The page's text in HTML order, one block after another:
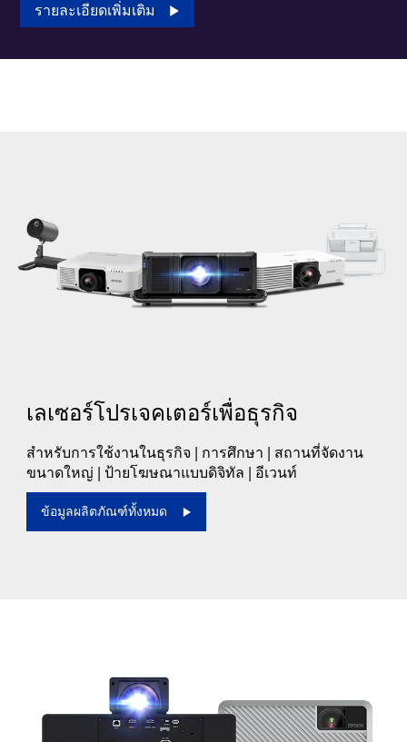
รายละเอียดเพิ่มเติม
เลเซอร์โปรเจคเตอร์เพื่อธุรกิจ
สำหรับการใช้งานในธุรกิจ | การศึกษา | สถานที่จัดงาน
ขนาดใหญ่ | ป้ายโฆษณาแบบดิจิทัล | อีเวนท์
ข้อมูลผลิตภัณฑ์ทั้งหมด